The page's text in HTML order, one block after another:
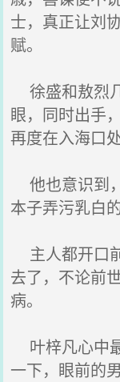
士，真正让刘
赋。
徐盛和敖烈
眼，同时出手
再度在入海口
他也意识到
本子弄污乳白
主人都开口
去了，不论前
病。
叶梓凡心中
一下，眼前的